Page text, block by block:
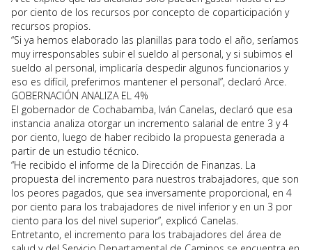
por ciento de los recursos por concepto de coparticipación y
recursos propios.
“Si ya hemos elaborado las planillas para todo el año, seríamos
muy irresponsables subir el sueldo al personal, y si subimos el
sueldo al personal, implicaría despedir algunos funcionarios y
eso es difícil, preferimos mantener el personal”, declaró Arce.
GOBERNACIÓN ANALIZA EL 4%
El gobernador de Cochabamba, Iván Canelas, declaró que esa
instancia analiza otorgar un incremento salarial de entre 3 y 4
por ciento, luego de haber recibido la propuesta generada a
partir de un estudio técnico.
“He recibido el informe de la Dirección de Finanzas. La
propuesta del incremento para nuestros trabajadores, que son
los peores pagados, que sea inversamente proporcional, en 4
por ciento para los trabajadores de nivel inferior y en un 3 por
ciento para los del nivel superior”, explicó Canelas.
Entretanto, el incremento para los trabajadores del área de